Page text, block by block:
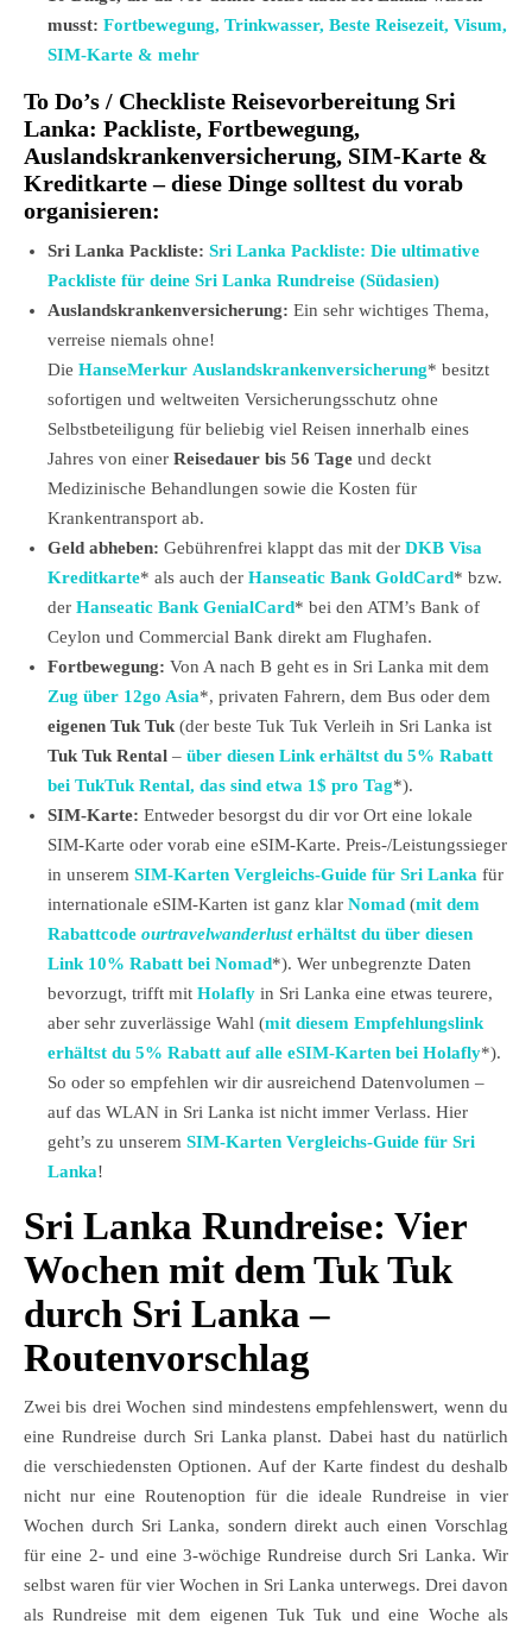
musst: Fortbewegung, Trinkwasser, Beste Reisezeit, Visum,
SIM-Karte & mehr
To Do’s / Checkliste Reisevorbereitung Sri
Lanka: Packliste, Fortbewegung,
Auslandskrankenversicherung, SIM-Karte &
Kreditkarte – diese Dinge solltest du vorab
organisieren:
Sri Lanka Packliste: Sri Lanka Packliste: Die ultimative
Packliste für deine Sri Lanka Rundreise (Südasien)
Auslandskrankenversicherung: Ein sehr wichtiges Thema,
verreise niemals ohne!
Die HanseMerkur Auslandskrankenversicherung* besitzt
sofortigen und weltweiten Versicherungsschutz ohne
Selbstbeteiligung für beliebig viel Reisen innerhalb eines
Jahres von einer Reisedauer bis 56 Tage und deckt
Medizinische Behandlungen sowie die Kosten für
Krankentransport ab.
Geld abheben: Gebührenfrei klappt das mit der DKB Visa
Kreditkarte* als auch der Hanseatic Bank GoldCard* bzw.
der Hanseatic Bank GenialCard* bei den ATM’s Bank of
Ceylon und Commercial Bank direkt am Flughafen.
Fortbewegung: Von A nach B geht es in Sri Lanka mit dem
Zug über 12go Asia*, privaten Fahrern, dem Bus oder dem
eigenen Tuk Tuk(der beste Tuk Tuk Verleih in Sri Lanka ist
Tuk Tuk Rental – über diesen Link erhältst du 5% Rabatt
bei TukTuk Rental, das sind etwa 1$ pro Tag*).
SIM-Karte: Entweder besorgst du dir vor Ort eine lokale
SIM-Karte oder vorab eine eSIM-Karte. Preis-/Leistungssieger
in unserem SIM-Karten Vergleichs-Guide für Sri Lanka für
internationale eSIM-Karten ist ganz klar Nomad (mit dem
Rabattcode ourtravelwanderlusterhältst du über diesen
Link 10% Rabatt bei Nomad*). Wer unbegrenzte Daten
bevorzugt, trifft mit Holafly in Sri Lanka eine etwas teurere,
aber sehr zuverlässige Wahl (mit diesem Empfehlungslink
erhältst du 5% Rabatt auf alle eSIM-Karten bei Holafly*).
So oder so empfehlen wir dir ausreichend Datenvolumen –
auf das WLAN in Sri Lanka ist nicht immer Verlass. Hier
geht’s zu unserem SIM-Karten Vergleichs-Guide für Sri
Lanka!
Sri Lanka Rundreise: Vier
Wochen mit dem Tuk Tuk
durch Sri Lanka –
Routenvorschlag
Zwei bis drei Wochen sind mindestens empfehlenswert, wenn du
eine Rundreise durch Sri Lanka planst. Dabei hast du natürlich
die verschiedensten Optionen. Auf der Karte findest du deshalb
nicht nur eine Routenoption für die ideale Rundreise in vier
Wochen durch Sri Lanka, sondern direkt auch einen Vorschlag
für eine 2- und eine 3-wöchige Rundreise durch Sri Lanka. Wir
selbst waren für vier Wochen in Sri Lanka unterwegs. Drei davon
als Rundreise mit dem eigenen Tuk Tuk und eine Woche als